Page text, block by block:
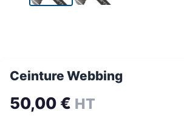
Ceinture Webbing
50,00 € HT